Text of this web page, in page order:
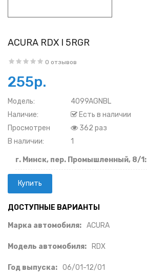
ACURA RDX I 5RGR
0 отзывов
255р.
Модель:
4099AGNBL
Наличие:
Есть в наличии
Просмотрен
362 раз
В наличии:
1
г. Минск, пер. Промышленный, 8/1:
ДОСТУПНЫЕ ВАРИАНТЫ
Марка автомобиля: ACURA
Модель автомобиля: RDX
Год выпуска: 06/01-12/01